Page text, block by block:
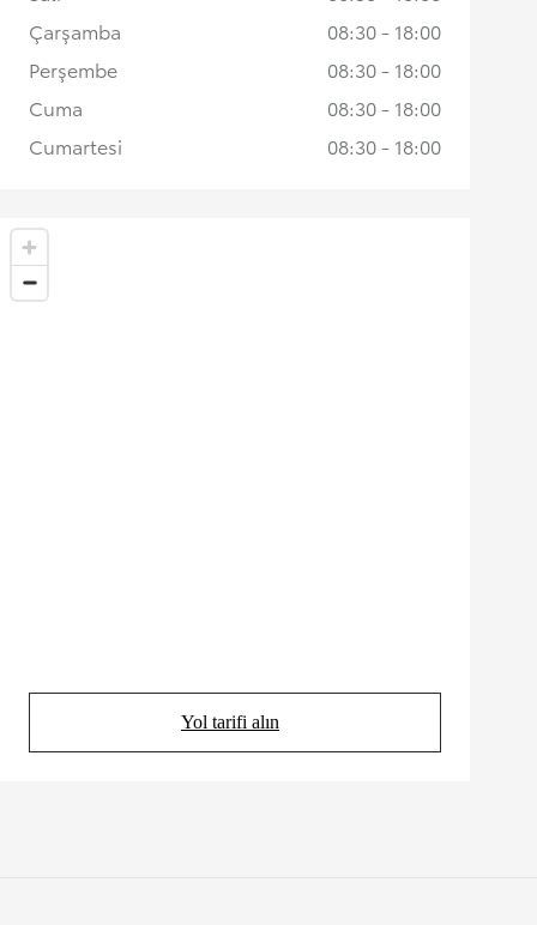
Yol tarifi alın
(Opens in new tab)
Çarşamba
08:30 - 18:00
Perşembe
08:30 - 18:00
Cuma
08:30 - 18:00
Cumartesi
08:30 - 18:00